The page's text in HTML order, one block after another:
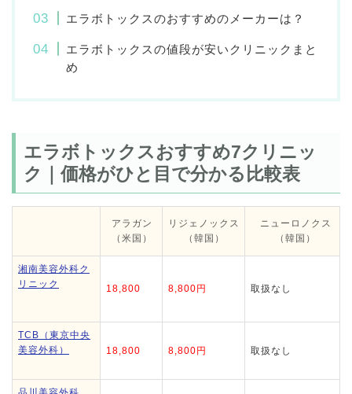
エラボトックスのおすすめのメーカーは？
エラボトックスの値段が安いクリニックまと
め
エラボトックスおすすめ7クリニッ
ク｜価格がひと目で分かる比較表
アラガン
（米国）
リジェノックス
（韓国）
ニューロノクス
（韓国）
湘南美容外科ク
リニック
18,800 8,800円 取扱なし
TCB（東京中央
美容外科）
18,800 8,800円 取扱なし